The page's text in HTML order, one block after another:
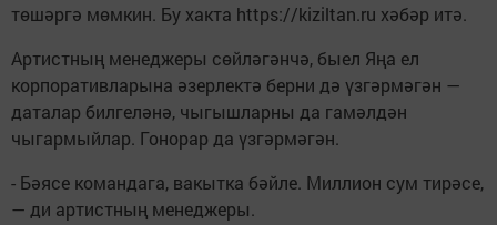
төшәргә мөмкин. Бу хакта https://kiziltan.ru хәбәр итә.
Артистның менеджеры сөйләгәнчә, быел Яңа ел
корпоративларына әзерлектә берни дә үзгәрмәгән —
даталар билгеләнә, чыгышларны да гамәлдән
чыгармыйлар. Гонорар да үзгәрмәгән.
- Бәясе командага, вакытка бәйле. Миллион сум тирәсе,
— ди артистның менеджеры.